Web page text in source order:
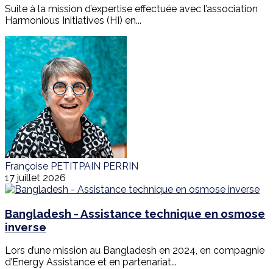
Suite à la mission d’expertise effectuée avec l’association
Harmonious Initiatives (HI) en...
Françoise PETITPAIN PERRIN
17 juillet 2026
Bangladesh - Assistance technique en osmose
inverse
Lors d’une mission au Bangladesh en 2024, en compagnie
d’Energy Assistance et en partenariat...